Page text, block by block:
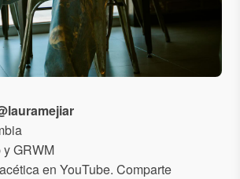
GRWM
en YouTube. Comparte